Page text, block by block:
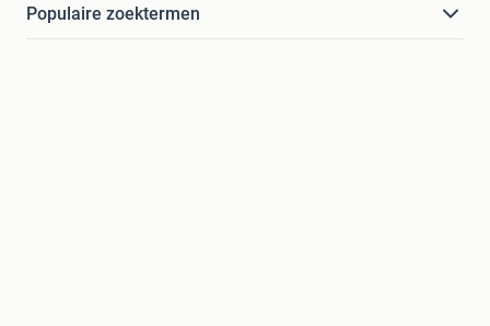
Populaire zoektermen